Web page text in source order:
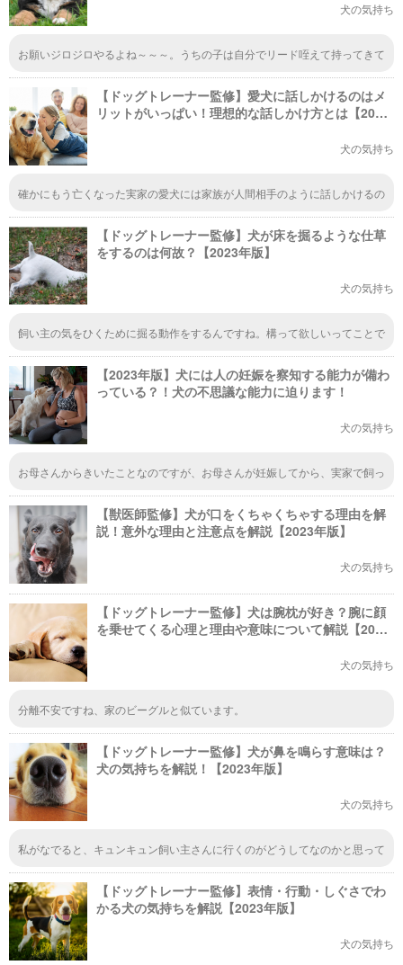
犬の気持ち
お願いジロジロやるよね～～～。うちの子は自分でリード咥えて持ってきて
ので、何だかんだ連れ出していますよ。賢いなぁ。
【ドッグトレーナー監修】愛犬に話しかけるのはメ
リットがいっぱい！理想的な話しかけ方とは【2023
犬の気持ち
確かにもう亡くなった実家の愛犬には家族が人間相手のように話しかけるの
えば、散歩のときに、他の飼い主さんのようにリードを強くひっぱり犬を制
しようとすると、実家の犬は飼い主をじっと見て、何か自分が悪いことした
かな？と考え事をしているようなしぐさを見せます。あまりリードを引っ張
るようなことを繰り返すと、犬が謝るしぐさをしだして、しゅんとします。
だから、うちの家族はリードを引っ張って制するようなことをせず、幼児に
言うように「ちょっとゆっくり歩いてね」、「今日はそっちじゃなくて、こ
っち行くよ」など、可能な限り話しかけていました。 人間の食べものをね
ー、スパイス類、チョコレート、炭酸飲料、カフェイン、等）は犬にとって
うに、翌日から一切、人間の食べものをねだらなくなりました。また、父親
が仕事に行くときに、高い声を出してぐずるので、父親が仕事してお金を稼
いでいるんだよ。そのお金で家族はご飯が食べられるという人間社会の仕組
みを3分ほど時間をかけて説明したら、次の日から、「お仕事」と聞くと、
全くぐずらなくなりました(笑) 言葉を理解しているはずはないのですが、空
気を読む能力と、自分に何を求められているかを察知する犬の能力は凄いで
【ドッグトレーナー監修】犬が床を掘るような仕草
をするのは何故？【2023年版】
犬の気持ち
飼い主の気をひくために掘る動作をするんですね。構って欲しいってことで
げたいです。できるだけ寂しい思いはさせたくないと思ってます。
【2023年版】犬には人の妊娠を察知する能力が備わ
っている？！犬の不思議な能力に迫ります！
犬の気持ち
お母さんからきいたことなのですが、お母さんが妊娠してから、実家で飼っ
いていたらしいです
【獣医師監修】犬が口をくちゃくちゃする理由を解
説！意外な理由と注意点を解説【2023年版】
犬の気持ち
【ドッグトレーナー監修】犬は腕枕が好き？腕に顔
を乗せてくる心理と理由や意味について解説【2023
犬の気持ち
分離不安ですね、家のビーグルと似ています。
【ドッグトレーナー監修】犬が鼻を鳴らす意味は？
犬の気持ちを解説！【2023年版】
犬の気持ち
私がなでると、キュンキュン飼い主さんに行くのがどうしてなのかと思って
【ドッグトレーナー監修】表情・行動・しぐさでわ
かる犬の気持ちを解説【2023年版】
犬の気持ち